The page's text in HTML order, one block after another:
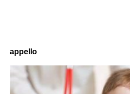
appello